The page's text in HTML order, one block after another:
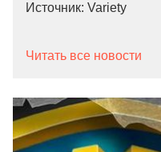
Источник: Variety
Читать все новости